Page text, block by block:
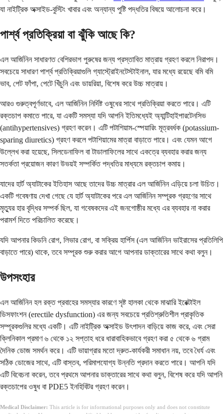
যা নাইট্রিক অক্সাইড-বুস্টিং খাবার এবং অন্যান্য পুষ্টি পদ্ধতির বিষয়ে আলোচনা করে।
পার্শ্ব প্রতিক্রিয়া বা ঝুঁকি আছে কি?
এল আর্জিনিন সাধারণত বেশিরভাগ পুরুষের জন্য প্রস্তাবিত মাত্রায় গ্রহণ করলে নিরাপদ।
সবচেয়ে সাধারণ পার্শ্ব প্রতিক্রিয়াগুলি গ্যাস্ট্রোইনটেস্টাইনাল, যার মধ্যে রয়েছে বমি বমি
ভাব, পেট ফাঁপা, পেটে খিঁচুনি এবং ডায়রিয়া, বিশেষ করে উচ্চ মাত্রায়।
আরও গুরুত্বপূর্ণভাবে, এল আর্জিনিন নির্দিষ্ট ওষুধের সাথে প্রতিক্রিয়া করতে পারে। এটি
রক্তচাপ কমাতে পারে, যা একটি সমস্যা যদি আপনি ইতিমধ্যেই অ্যান্টিহাইপারটেনসিভ
(antihypertensives) গ্রহণ করেন। এটি পটাশিয়াম-স্পেয়ারিং মূত্রবর্ধক (potassium-
sparing diuretics) গ্রহণ করলে পটাশিয়ামের মাত্রা বাড়াতে পারে। এবং যেমন আগে
উল্লেখ করা হয়েছে, সিলডেনাফিল বা টাডালাফিলের সাথে একত্রে ব্যবহার করার জন্য
সতর্কতা প্রয়োজন কারণ উভয়ই সম্পর্কিত পদ্ধতির মাধ্যমে রক্তচাপ কমায়।
যাদের হার্ট অ্যাটাকের ইতিহাস আছে তাদের উচ্চ মাত্রার এল আর্জিনিন এড়িয়ে চলা উচিত।
একটি গবেষণায় দেখা গেছে যে হার্ট অ্যাটাকের পরে এল আর্জিনিন সম্পূরক গ্রহণের সাথে
মৃত্যুর হার বৃদ্ধির সম্পর্ক ছিল, যা গবেষকদের এই জনগোষ্ঠীর মধ্যে এর ব্যবহার না করার
পরামর্শ দিতে পরিচালিত করেছে।
যদি আপনার কিডনি রোগ, লিভার রোগ, বা সক্রিয় হার্পিস (এল আর্জিনিন ভাইরাসের প্রতিলিপি
বাড়াতে পারে) থাকে, তবে সম্পূরক শুরু করার আগে আপনার ডাক্তারের সাথে কথা বলুন।
উপসংহার
এল আর্জিনিন হল রক্ত ​​প্রবাহের সমস্যার কারণে সৃষ্ট হালকা থেকে মাঝারি ইরেক্টাইল
ডিসফাংশন (erectile dysfunction) এর জন্য সবচেয়ে প্রতিশ্রুতিশীল প্রাকৃতিক
সম্পূরকগুলির মধ্যে একটি। এটি নাইট্রিক অক্সাইড উৎপাদন বাড়িয়ে কাজ করে, এবং সেরা
ক্লিনিকাল প্রমাণ ৬ থেকে ১২ সপ্তাহ ধরে ধারাবাহিকভাবে গ্রহণ করা ৫ থেকে ৬ গ্রাম
দৈনিক ডোজ সমর্থন করে। এটি ভায়াগ্রার মতো দ্রুত-কার্যকরী সমাধান নয়, তবে ধৈর্য এবং
সঠিক ডোজের সাথে, এটি বাস্তব, পরিমাপযোগ্য উন্নতি প্রদান করতে পারে। আপনি যদি
এটি বিবেচনা করেন, তবে প্রথমে আপনার ডাক্তারের সাথে কথা বলুন, বিশেষ করে যদি আপনি
রক্তচাপের ওষুধ বা PDE5 ইনহিবিটর গ্রহণ করেন।
Medical Disclaimer: This article is for informational purposes only and does not constitute